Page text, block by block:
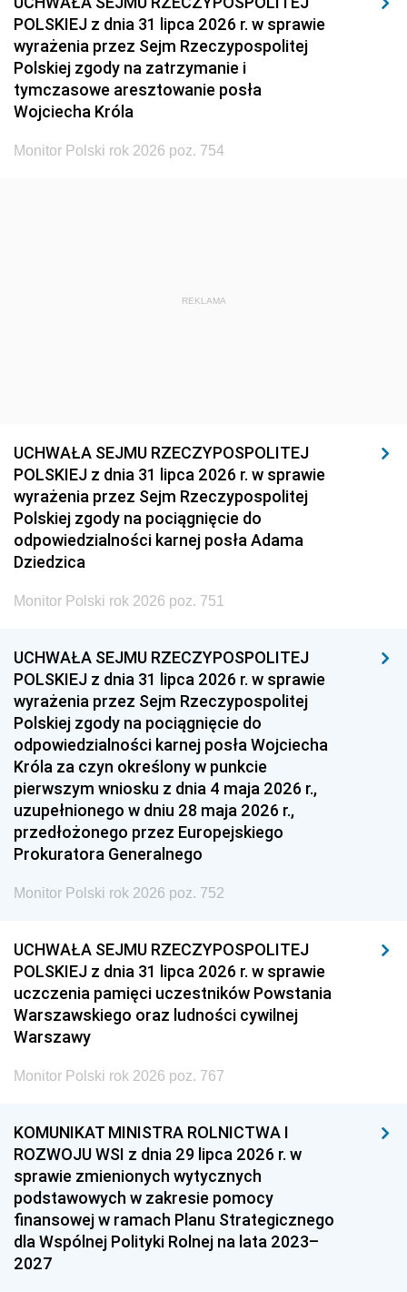
POLSKIEJ z dnia 31 lipca 2026 r. w sprawie
wyrażenia przez Sejm Rzeczypospolitej
Polskiej zgody na zatrzymanie i
tymczasowe aresztowanie posła
Wojciecha Króla
Monitor Polski rok 2026 poz. 754
REKLAMA
UCHWAŁA SEJMU RZECZYPOSPOLITEJ
POLSKIEJ z dnia 31 lipca 2026 r. w sprawie
wyrażenia przez Sejm Rzeczypospolitej
Polskiej zgody na pociągnięcie do
odpowiedzialności karnej posła Adama
Dziedzica
Monitor Polski rok 2026 poz. 751
UCHWAŁA SEJMU RZECZYPOSPOLITEJ
POLSKIEJ z dnia 31 lipca 2026 r. w sprawie
wyrażenia przez Sejm Rzeczypospolitej
Polskiej zgody na pociągnięcie do
odpowiedzialności karnej posła Wojciecha
Króla za czyn określony w punkcie
pierwszym wniosku z dnia 4 maja 2026 r.,
uzupełnionego w dniu 28 maja 2026 r.,
przedłożonego przez Europejskiego
Prokuratora Generalnego
Monitor Polski rok 2026 poz. 752
UCHWAŁA SEJMU RZECZYPOSPOLITEJ
POLSKIEJ z dnia 31 lipca 2026 r. w sprawie
uczczenia pamięci uczestników Powstania
Warszawskiego oraz ludności cywilnej
Warszawy
Monitor Polski rok 2026 poz. 767
KOMUNIKAT MINISTRA ROLNICTWA I
ROZWOJU WSI z dnia 29 lipca 2026 r. w
sprawie zmienionych wytycznych
podstawowych w zakresie pomocy
finansowej w ramach Planu Strategicznego
dla Wspólnej Polityki Rolnej na lata 2023–
2027